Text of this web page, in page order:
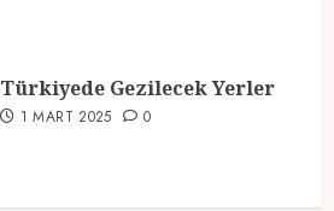
Türkiyede Gezilecek Yerler
1 MART 2025 0